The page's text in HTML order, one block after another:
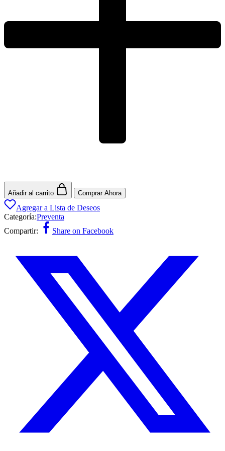
Añadir al carrito Comprar Ahora
Agregar a Lista de Deseos
Categoría:Preventa
Compartir:
Share on Facebook